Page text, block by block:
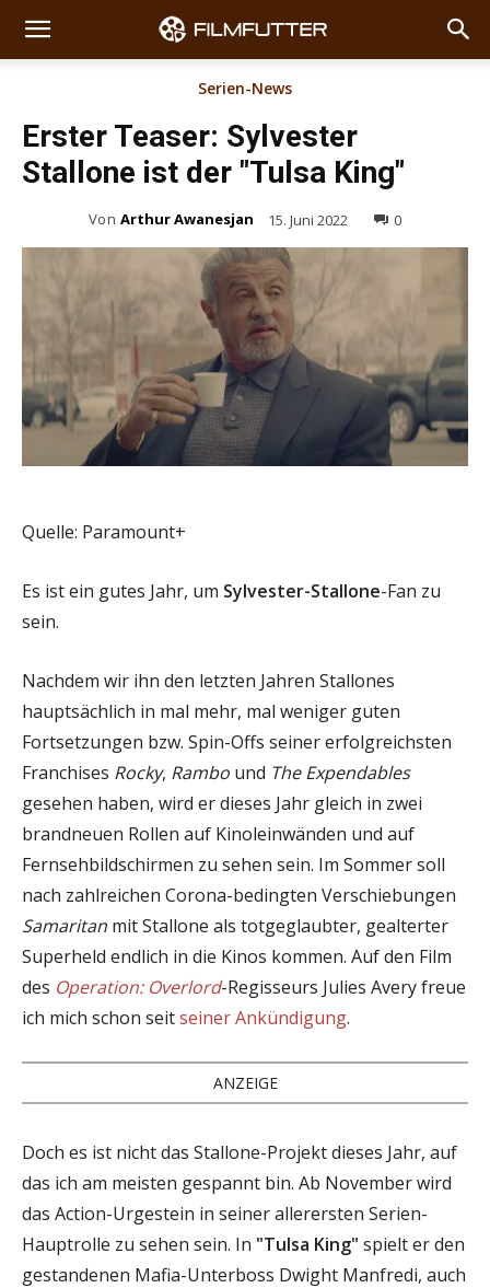
Serien-News
Erster Teaser: Sylvester
Stallone ist der "Tulsa King"
Von Arthur Awanesjan 15. Juni 2022 0
Quelle: Paramount+
Es ist ein gutes Jahr, um Sylvester-Stallone-Fan zu
sein.
Nachdem wir ihn den letzten Jahren Stallones
hauptsächlich in mal mehr, mal weniger guten
Fortsetzungen bzw. Spin-Offs seiner erfolgreichsten
Franchises Rocky, Rambo und The Expendables
gesehen haben, wird er dieses Jahr gleich in zwei
brandneuen Rollen auf Kinoleinwänden und auf
Fernsehbildschirmen zu sehen sein. Im Sommer soll
nach zahlreichen Corona-bedingten Verschiebungen
Samaritan mit Stallone als totgeglaubter, gealterter
Superheld endlich in die Kinos kommen. Auf den Film
des Operation: Overlord-Regisseurs Julies Avery freue
ich mich schon seitseiner Ankündigung.
ANZEIGE
Doch es ist nicht das Stallone-Projekt dieses Jahr, auf
das ich am meisten gespannt bin. Ab November wird
das Action-Urgestein in seiner allerersten Serien-
Hauptrolle zu sehen sein. In "Tulsa King" spielt er den
gestandenen Mafia-Unterboss Dwight Manfredi, auch